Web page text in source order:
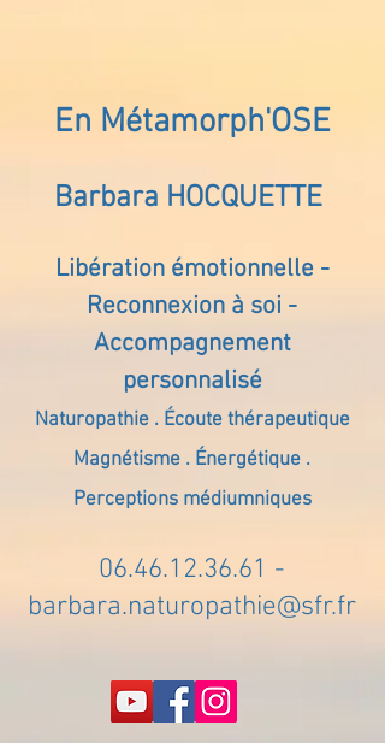
En Métamorph'OSE
Barbara HOCQUETTE
Libération émotionnelle -
Reconnexion à soi -
Accompagnement
personnalisé
Naturopathie . Écoute thérapeutique
Magnétisme . Énergétique .
Perceptions médiumniques
06.46.12.36.61 -
barbara.naturopathie@sfr.fr